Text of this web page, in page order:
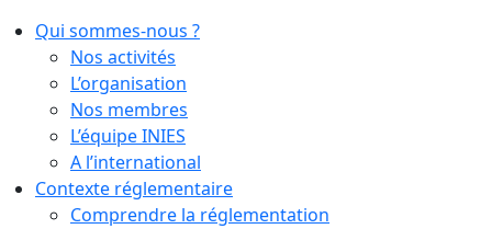
Qui sommes-nous ?
Nos activités
L’organisation
Nos membres
L’équipe INIES
A l’international
Contexte réglementaire
Comprendre la réglementation